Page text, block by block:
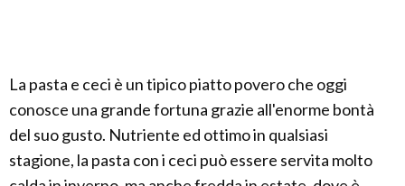
La pasta e ceci è un tipico piatto povero che oggi
conosce una grande fortuna grazie all'enorme bontà
del suo gusto. Nutriente ed ottimo in qualsiasi
stagione, la pasta con i ceci può essere servita molto